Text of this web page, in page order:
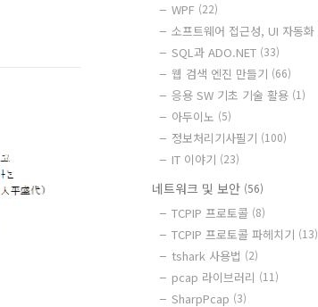
WPF (22)
소프트웨어 접근성, UI 자동화
SQL과 ADO.NET (33)
웹 검색 엔진 만들기 (66)
응용 SW 기초 기술 활용 (1)
아두이노 (5)
정보처리기사필기 (100)
IT 이야기 (23)
네트워크 및 보안 (56)
TCPIP 프로토콜 (8)
TCPIP 프로토콜 파헤치기 (13)
tshark 사용법 (2)
pcap 라이브러리 (11)
SharpPcap (3)